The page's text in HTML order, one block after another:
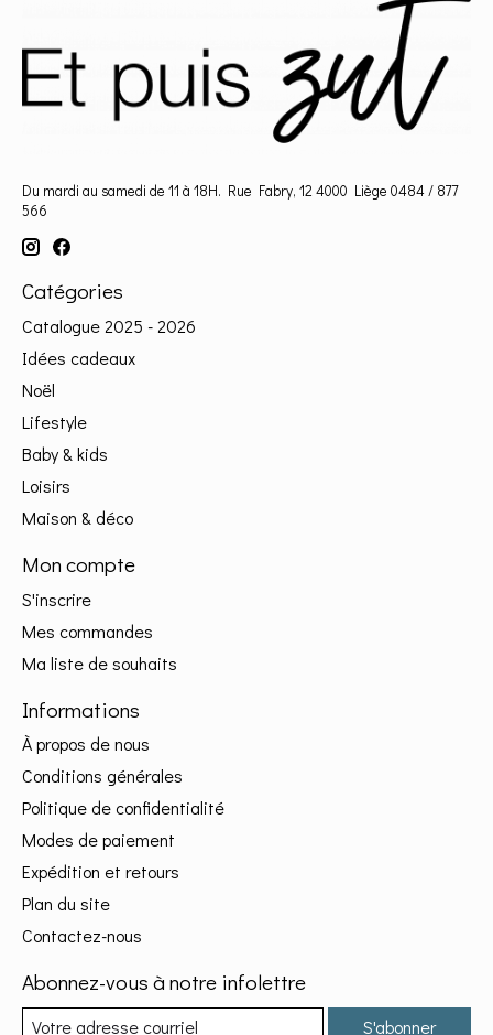
Du mardi au samedi de 11 à 18H. Rue Fabry, 12 4000 Liège 0484 / 877
566
Catégories
Catalogue 2025 - 2026
Idées cadeaux
Noël
Lifestyle
Baby & kids
Loisirs
Maison & déco
Mon compte
S'inscrire
Mes commandes
Ma liste de souhaits
Informations
À propos de nous
Conditions générales
Politique de confidentialité
Modes de paiement
Expédition et retours
Plan du site
Contactez-nous
Abonnez-vous à notre infolettre
S'abonner